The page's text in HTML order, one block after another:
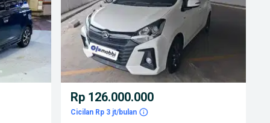
Rp 126.000.000
Cicilan Rp 3 jt/bulan